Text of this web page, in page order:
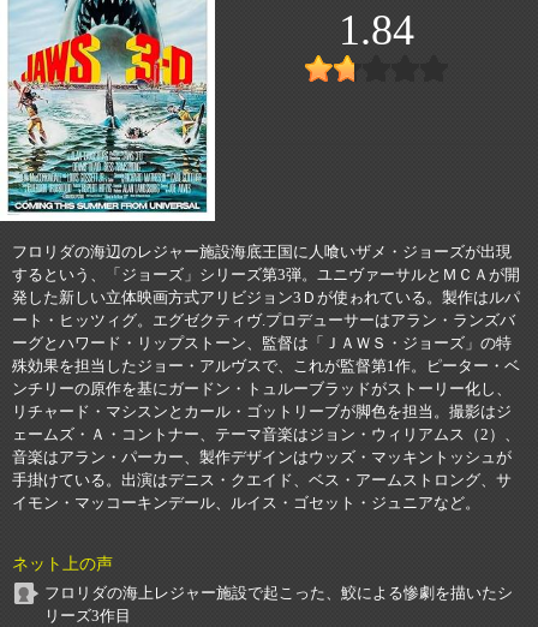
1.84
フロリダの海辺のレジャー施設海底王国に人喰いザメ・ジョーズが出現
するという、「ジョーズ」シリーズ第3弾。ユニヴァーサルとＭＣＡが開
発した新しい立体映画方式アリビジョン3Ｄが使ゎれている。製作はルパ
ート・ヒッツィグ。エグゼクティヴ.プロデューサーはアラン・ランズバ
ーグとハワード・リップストーン、監督は「ＪＡＷＳ・ジョーズ」の特
殊効果を担当したジョー・アルヴスで、これが監督第1作。ピーター・ベ
ンチリーの原作を基にガードン・トュルーブラッドがストーリー化し、
リチャード・マシスンとカール・ゴットリーブが脚色を担当。撮影はジ
ェームズ・Ａ・コントナー、テーマ音楽はジョン・ウィリアムス（2）、
音楽はアラン・パーカー、製作デザインはウッズ・マッキントッシュが
手掛けている。出演はデニス・クエイド、ベス・アームストロング、サ
イモン・マッコーキンデール、ルイス・ゴセット・ジュニアなど。
ネット上の声
フロリダの海上レジャー施設で起こった、鮫による惨劇を描いたシ
リーズ3作目